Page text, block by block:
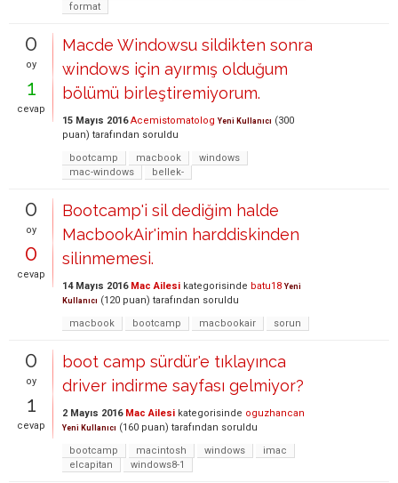
format
0
oy
1
cevap
Macde Windowsu sildikten sonra
windows için ayırmış olduğum
bölümü birleştiremiyorum.
15 Mayıs 2016 Acemistomatolog Yeni Kullanıcı (300
puan) tarafından soruldu
bootcamp
macbook
windows
mac-windows
bellek-
0
oy
0
cevap
Bootcamp'i sil dediğim halde
MacbookAir'imin harddiskinden
silinmemesi.
14 Mayıs 2016 Mac Ailesi kategorisinde batu18 Yeni
Kullanıcı (120 puan) tarafından soruldu
macbook
bootcamp macbookair sorun
0
oy
1
cevap
boot camp sürdür'e tıklayınca
driver indirme sayfası gelmiyor?
2 Mayıs 2016 Mac Ailesi kategorisinde oguzhancan
Yeni Kullanıcı (160 puan) tarafından soruldu
bootcamp
macintosh windows
imac
elcapitan
windows8-1